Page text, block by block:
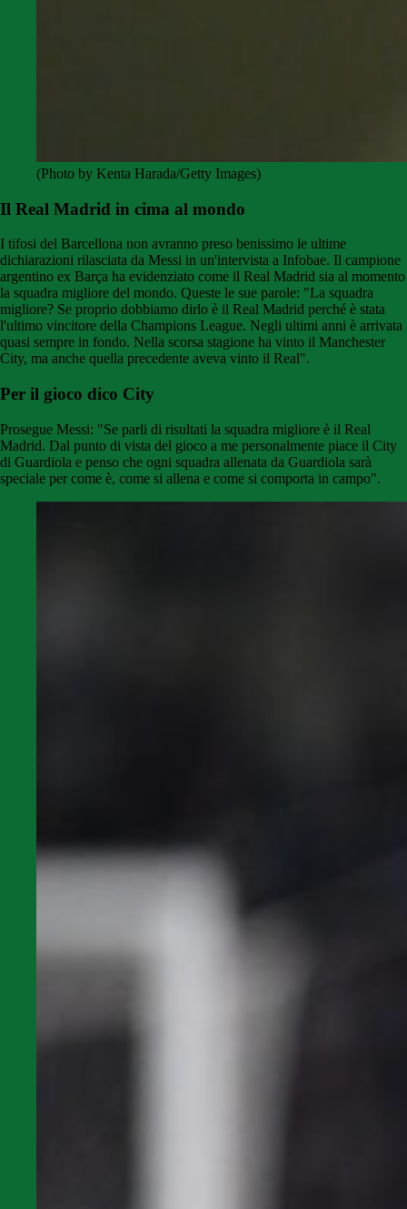
(Photo by Kenta Harada/Getty Images)
Il Real Madrid in cima al mondo
I tifosi del Barcellona non avranno preso benissimo le ultime
dichiarazioni rilasciata da Messi in un'intervista a Infobae. Il campione
argentino ex Barça ha evidenziato come il Real Madrid sia al momento
la squadra migliore del mondo. Queste le sue parole: "La squadra
migliore? Se proprio dobbiamo dirlo è il Real Madrid perché è stata
l'ultimo vincitore della Champions League. Negli ultimi anni è arrivata
quasi sempre in fondo. Nella scorsa stagione ha vinto il Manchester
City, ma anche quella precedente aveva vinto il Real".
Per il gioco dico City
Prosegue Messi: "Se parli di risultati la squadra migliore è il Real
Madrid. Dal punto di vista del gioco a me personalmente piace il City
di Guardiola e penso che ogni squadra allenata da Guardiola sarà
speciale per come è, come si allena e come si comporta in campo".